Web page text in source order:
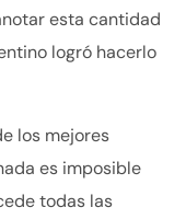
esta cantidad
logró hacerlo
los mejores
es imposible
todas las